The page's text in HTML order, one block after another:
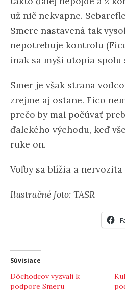
už nič nekvapne.
Smere nastavená tak
nepotrebuje kontrolu
inak sa myši utopia spolu
Smer je však strana
zrejme aj ostane. Fico
prečo by mal počúvať
ďalekého východu, keď
ruke on.
Voľby sa blížia a
Ilustračné foto: TASR
Súvisiace
Dôchodcov vyzvali k
podpore Smeru